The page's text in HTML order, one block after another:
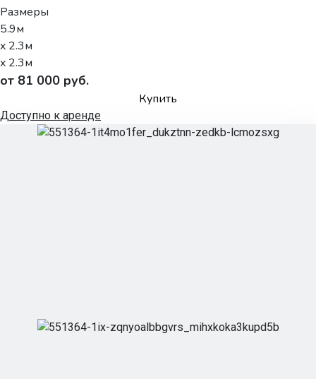
Размеры
5.9м
x 2.3м
x 2.3м
от 81 000 руб.
Купить
Доступно к аренде